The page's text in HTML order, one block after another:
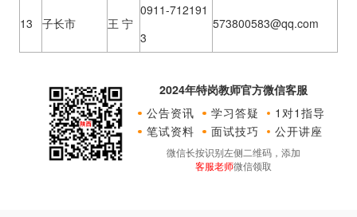
13 子长市 王 宁
0911-712191
3
573800583@qq.com
2024年特岗教师官方微信客服
公告资讯
学习答疑
1对1指导
笔试资料
面试技巧 公开讲座
微信长按识别左侧二维码，添加
客服老师微信领取